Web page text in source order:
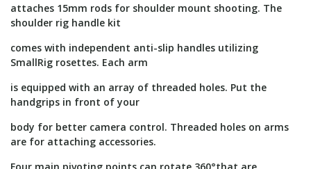
attaches 15mm rods for shoulder mount shooting. The
shoulder rig handle kit
comes with independent anti-slip handles utilizing
SmallRig rosettes. Each arm
is equipped with an array of threaded holes. Put the
handgrips in front of your
body for better camera control. Threaded holes on arms
are for attaching accessories.